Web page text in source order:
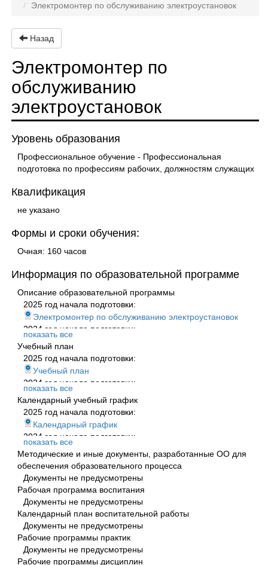
Электромонтер по обслуживанию электроустановок
Назад
Электромонтер по
обслуживанию
электроустановок
Уровень образования
Профессиональное обучение - Профессиональная
подготовка по профессиям рабочих, должностям служащих
Квалификация
не указано
Формы и сроки обучения:
Очная: 160 часов
Информация по образовательной программе
Описание образовательной программы
2025 год начала подготовки:
Электромонтер по обслуживанию электроустановок
2024 год начала подготовки:
ОППП - Электромонтер
2023 год начала подготовки:
Программа профессионального обучения
2022 год начала подготовки:
Программа профессионального обучения
2021 год начала подготовки:
Программа профессионального обучения
2020 год начала подготовки:
Программа профессионального обучения
показать все
Учебный план
2025 год начала подготовки:
Учебный план
2024 год начала подготовки:
Электромонтер по обслуживанию электроустановок
2023 год начала подготовки:
Учебный план
2022 год начала подготовки:
Учебный план
2021 год начала подготовки:
учебный план
2020 год начала подготовки:
учебный план
показать все
Календарный учебный график
2025 год начала подготовки:
Календарный график
2024 год начала подготовки:
2022 год начала подготовки:
календарный график
2021 год начала подготовки:
2020 год начала подготовки:
календарный график
показать все
Методические и иные документы, разработанные ОО для
обеспечения образовательного процесса
Документы не предусмотрены
Рабочая программа воспитания
Документы не предусмотрены
Календарный план воспитательной работы
Документы не предусмотрены
Рабочие программы практик
Документы не предусмотрены
Рабочие программы дисциплин